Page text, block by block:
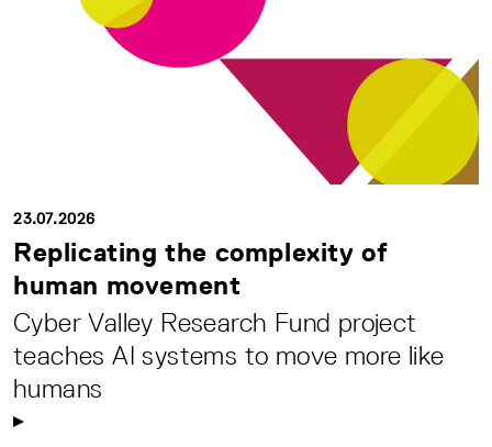
23.07.2026
Replicating the complexity of
human movement
Cyber Valley Research Fund project
teaches AI systems to move more like
humans